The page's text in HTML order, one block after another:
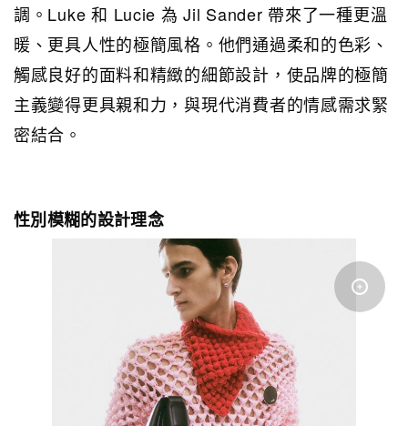
調。Luke 和 Lucie 為 Jil Sander 帶來了一種更溫
暖、更具人性的極簡風格。他們通過柔和的色彩、
觸感良好的面料和精緻的細節設計，使品牌的極簡
主義變得更具親和力，與現代消費者的情感需求緊
密結合。
性別模糊的設計理念